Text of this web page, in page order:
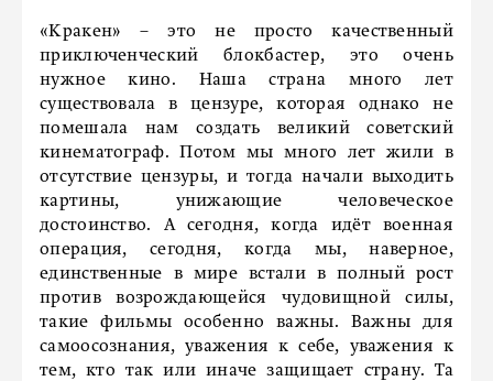
«Кракен» – это не просто качественный
приключенческий блокбастер, это очень
нужное кино. Наша страна много лет
существовала в цензуре, которая однако не
помешала нам создать великий советский
кинематограф. Потом мы много лет жили в
отсутствие цензуры, и тогда начали выходить
картины, унижающие человеческое
достоинство. А сегодня, когда идёт военная
операция, сегодня, когда мы, наверное,
единственные в мире встали в полный рост
против возрождающейся чудовищной силы,
такие фильмы особенно важны. Важны для
самоосознания, уважения к себе, уважения к
тем, кто так или иначе защищает страну. Та